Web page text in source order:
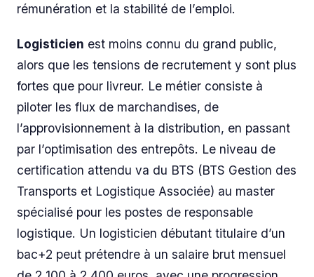
rémunération et la stabilité de l’emploi.
Logisticien est moins connu du grand public,
alors que les tensions de recrutement y sont plus
fortes que pour livreur. Le métier consiste à
piloter les flux de marchandises, de
l’approvisionnement à la distribution, en passant
par l’optimisation des entrepôts. Le niveau de
certification attendu va du BTS (BTS Gestion des
Transports et Logistique Associée) au master
spécialisé pour les postes de responsable
logistique. Un logisticien débutant titulaire d’un
bac+2 peut prétendre à un salaire brut mensuel